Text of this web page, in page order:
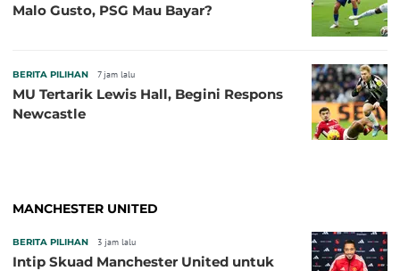
Malo Gusto, PSG Mau Bayar?
BERITA PILIHAN 7 jam lalu
MU Tertarik Lewis Hall, Begini Respons
Newcastle
MANCHESTER UNITED
BERITA PILIHAN 3 jam lalu
Intip Skuad Manchester United untuk